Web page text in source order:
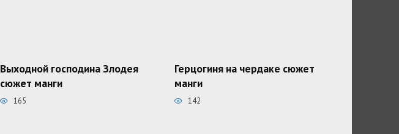
Выходной господина Злодея
сюжет манги
165
Герцогиня на чердаке сюжет
манги
142